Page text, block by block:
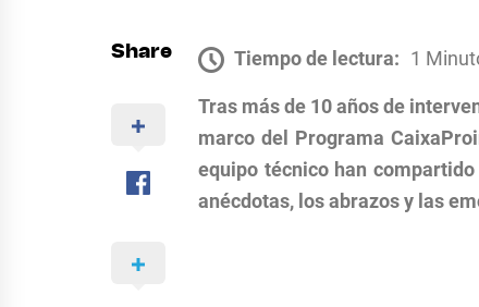
Share Tiempo de lectura: 1
Tras más de 10 años de
marco del Programa
equipo técnico han
anécdotas, los abrazos y las